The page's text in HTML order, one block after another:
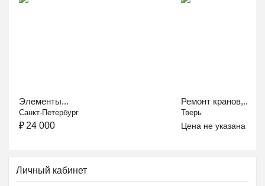
Элементы...
Санкт-Петербург
₽ 24 000
Ремонт кранов,...
Тверь
Цена не указана
Личный кабинет